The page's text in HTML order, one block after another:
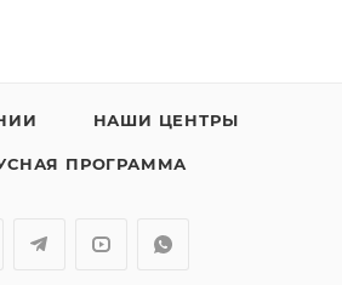
НАШИ ЦЕНТРЫ
ПРОГРАММА